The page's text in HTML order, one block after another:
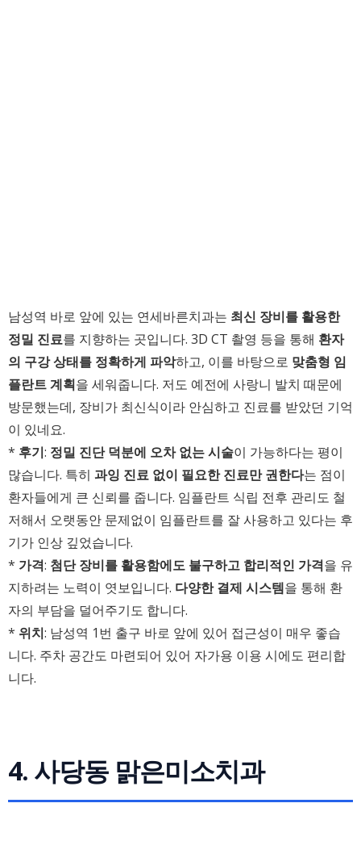
남성역 바로 앞에 있는 연세바른치과는 최신 장비를 활용한
정밀 진료를 지향하는 곳입니다. 3D CT 촬영 등을 통해 환자
의 구강 상태를 정확하게 파악하고, 이를 바탕으로 맞춤형 임
플란트 계획을 세워줍니다. 저도 예전에 사랑니 발치 때문에
방문했는데, 장비가 최신식이라 안심하고 진료를 받았던 기억
이 있네요.
* 후기: 정밀 진단 덕분에 오차 없는 시술이 가능하다는 평이
많습니다. 특히 과잉 진료 없이 필요한 진료만 권한다는 점이
환자들에게 큰 신뢰를 줍니다. 임플란트 식립 전후 관리도 철
저해서 오랫동안 문제없이 임플란트를 잘 사용하고 있다는 후
기가 인상 깊었습니다.
* 가격: 첨단 장비를 활용함에도 불구하고 합리적인 가격을 유
지하려는 노력이 엿보입니다. 다양한 결제 시스템을 통해 환
자의 부담을 덜어주기도 합니다.
* 위치: 남성역 1번 출구 바로 앞에 있어 접근성이 매우 좋습
니다. 주차 공간도 마련되어 있어 자가용 이용 시에도 편리합
니다.
4. 사당동 맑은미소치과